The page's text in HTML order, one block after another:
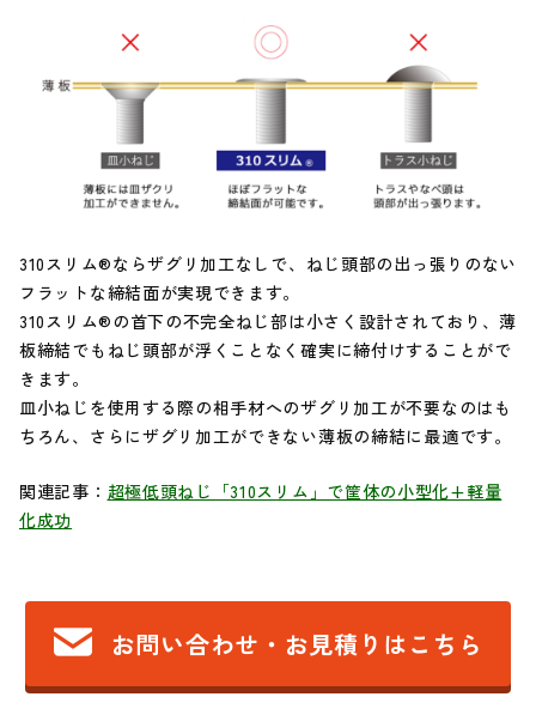
310スリム®ならザグリ加工なしで、ねじ頭部の出っ張りのない
フラットな締結面が実現できます。
310スリム®の首下の不完全ねじ部は小さく設計されており、薄
板締結でもねじ頭部が浮くことなく確実に締付けすることがで
きます。
皿小ねじを使用する際の相手材へのザグリ加工が不要なのはも
ちろん、さらにザグリ加工ができない薄板の締結に最適です。
関連記事： 超極低頭ねじ「310スリム」で筐体の小型化+軽量
化成功
お問い合わせ・お見積りはこちら